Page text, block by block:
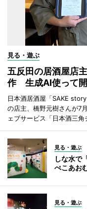
見る・遊ぶ
五反田の居酒屋店
作 生成AI使って
日本酒居酒屋「SAKE
の店主、橋野元樹さんが7
ェブサービス「日本酒三角
見る・遊ぶ
しな水で
ぺこあお
見る・遊ぶ